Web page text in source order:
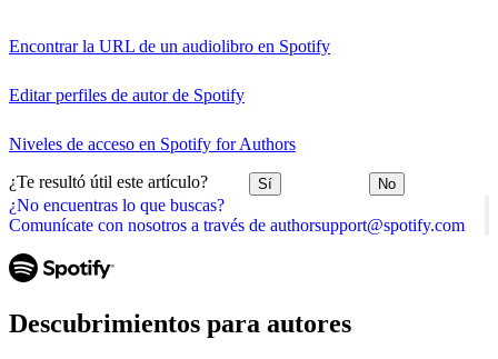
¿No encuentras lo que buscas?
Comunícate con nosotros a través de authorsupport@spotify.com
Encontrar la URL de un audiolibro en Spotify
Editar perfiles de autor de Spotify
Niveles de acceso en Spotify for Authors
¿Te resultó útil este artículo? Sí No
Descubrimientos para autores